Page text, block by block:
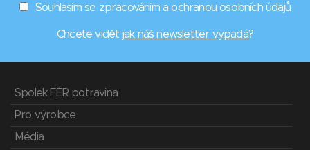
Souhlasím se zpracováním a ochranou osobních údajů
Chcete vidět jak náš newsletter vypadá?
Spolek FÉR potravina
Pro výrobce
Média